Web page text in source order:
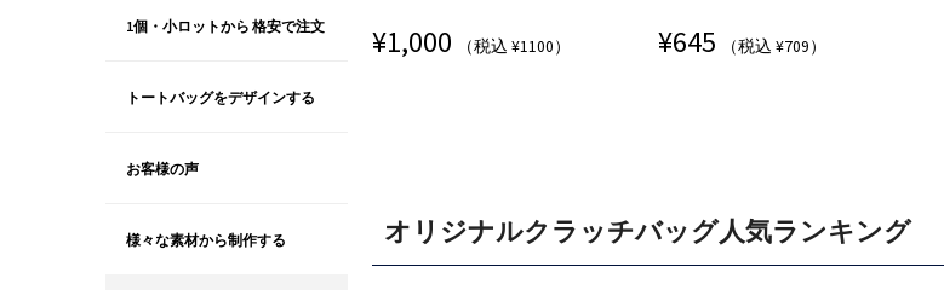
¥1,000 （税込 ¥1100） ¥645 （税込 ¥709）
オリジナルクラッチバッグ人気ランキング
1個・小ロットから 格安で注文
トートバッグをデザインする
お客様の声
様々な素材から制作する